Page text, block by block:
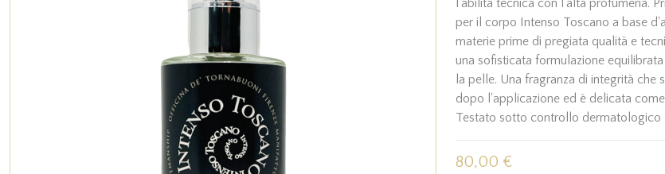
l’abilità tecnica con l'alta profumeria.
per il corpo Intenso Toscano a base
materie prime di pregiata qualità e
una sofisticata formulazione
la pelle. Una fragranza di integrità che
dopo l'applicazione ed è delicata
Testato sotto controllo dermatologico
80,00 €